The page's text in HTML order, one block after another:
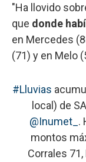
"Ha llovido
que donde
en Mercedes
(71) y en Melo
#Lluvias
local) de
@Inumet_ .
montos
Corrales